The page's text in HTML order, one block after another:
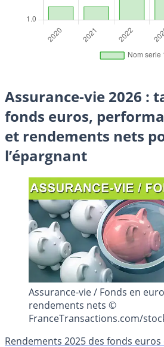
Assurance-vie 2026 :
fonds euros,
et rendements nets
l’épargnant
Assurance-vie / Fonds en
rendements nets ©
FranceTransactions.com/
Rendements 2025 des fonds euros